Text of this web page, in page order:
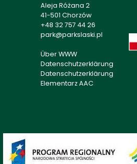
Aleja Różana 2
41-501 Chorzów
+48 32 757 44 26
park@parkslaski.pl
Über WWW
Datenschutzerklärung
Datenschutzerklärung
Elementarz AAC